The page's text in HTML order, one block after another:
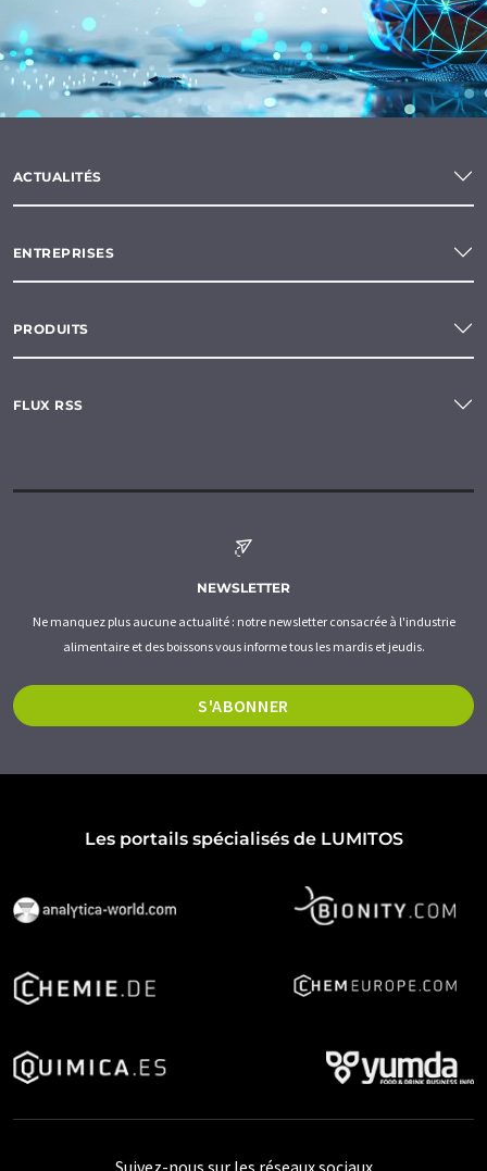
ACTUALITÉS
ENTREPRISES
PRODUITS
FLUX RSS
NEWSLETTER
Ne manquez plus aucune actualité : notre newsletter consacrée à l'industrie
alimentaire et des boissons vous informe tous les mardis et jeudis.
S'ABONNER
Les portails spécialisés de LUMITOS
Suivez-nous sur les réseaux sociaux